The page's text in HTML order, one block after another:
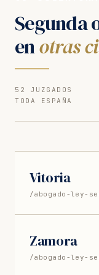
Segunda
enotras
52 JUZGADOS
TODA ESPAÑA
Vitoria
/abogado-ley-
Zamora
/abogado-ley-